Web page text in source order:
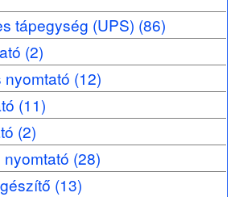
tápegység (UPS) (86)
(2)
(12)
(11)
(2)
(28)
(13)